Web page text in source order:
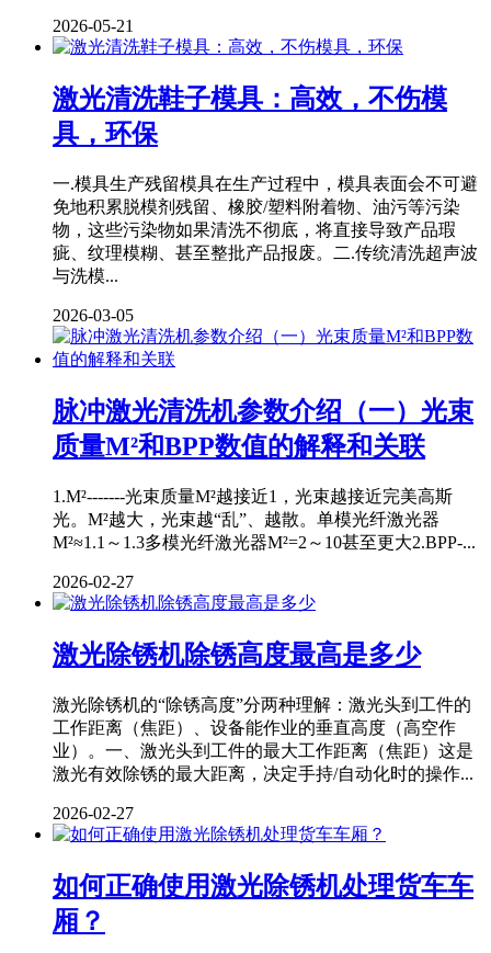
2026-05-21
激光清洗鞋子模具：高效，不伤模
具，环保
一.模具生产残留模具在生产过程中，模具表面会不可避
免地积累脱模剂残留、橡胶/塑料附着物、油污等污染
物，这些污染物如果清洗不彻底，将直接导致产品瑕
疵、纹理模糊、甚至整批产品报废。二.传统清洗超声波
与洗模...
2026-03-05
脉冲激光清洗机参数介绍（一）光束
质量M²和BPP数值的解释和关联
1.M²-------光束质量M²越接近1，光束越接近完美高斯
光。M²越大，光束越“乱”、越散。单模光纤激光器
M²≈1.1～1.3多模光纤激光器M²=2～10甚至更大2.BPP-...
2026-02-27
激光除锈机除锈高度最高是多少
激光除锈机的“除锈高度”分两种理解：激光头到工件的
工作距离（焦距）、设备能作业的垂直高度（高空作
业）。一、激光头到工件的最大工作距离（焦距）这是
激光有效除锈的最大距离，决定手持/自动化时的操作...
2026-02-27
如何正确使用激光除锈机处理货车车
厢？